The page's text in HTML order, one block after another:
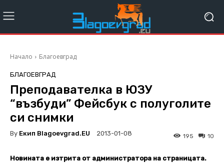
Начало Благоевград
БЛАГОЕВГРАД
Преподавателка в ЮЗУ
“възбуди” Фейсбук с полуголите
си снимки
By Екип Blagoevgrad.EU 2013-01-08 10
195
Новината е изтрита от администратора на страницата.